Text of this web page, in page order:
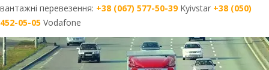
вантажні перевезення: +38 (067) 577-50-39Kyivstar +38 (050)
452-05-05 Vodafone